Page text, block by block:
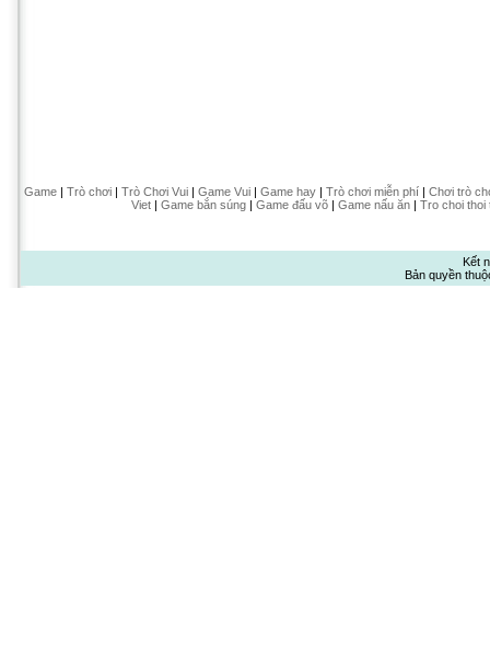
Game| Trò chơi| Trò Chơi Vui| Game Vui| Game hay| Trò chơi miễn phí| Chơi trò
Viet| Game bắn súng| Game đấu võ| Game nấu ăn| Tro choi thoi
Kết
Bản quyền